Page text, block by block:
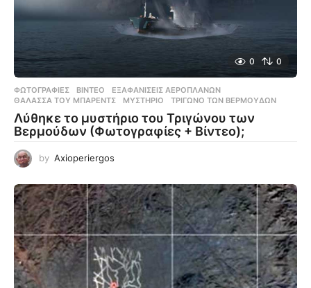
0 0
ΦΩΤΟΓΡΑΦΊΕΣ ,ΒΊΝΤΕΟ ΕΞΑΦΑΝΊΣΕΙΣ ΑΕΡΟΠΛΆΝΩΝ
ΘΆΛΑΣΣΑ ΤΟΥ ΜΠΆΡΕΝΤΣ
,ΜΥΣΤΉΡΙΟ ,ΤΡΊΓΩΝΟ ΤΩΝ ΒΕΡΜΟΎΔΩΝ
Λύθηκε το μυστήριο του Τριγώνου των
Βερμούδων (Φωτογραφίες + Βίντεο);
by Axioperiergos